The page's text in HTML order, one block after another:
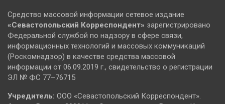
Средство массовой информации сетевое издание
«Севастопольский Корреспондент» зарегистрировано
Федеральной службой по надзору в сфере связи,
информационных технологий и массовых коммуникаций
(Роскомнадзор) в качестве средства массовой
информации от 06.09.2019 г., свидетельство о регистрации
ЭЛ № ФС 77–76715
Учредитель: ООО «Севастопольский Корреспондент».